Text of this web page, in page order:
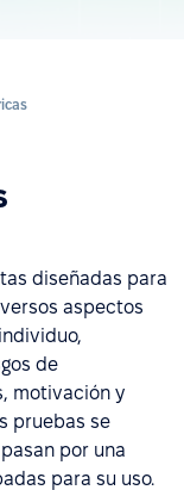
diseñadas para
aspectos
de
motivación y
pruebas se
por una
para su uso.